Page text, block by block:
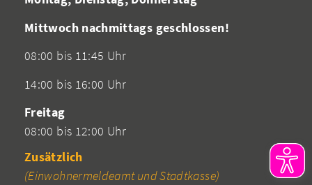
Mittwoch nachmittags geschlossen!
08:00 bis 11:45 Uhr
14:00 bis 16:00 Uhr
Freitag
08:00 bis 12:00 Uhr
Zusätzlich
(Einwohnermeldeamt und Stadtkasse)